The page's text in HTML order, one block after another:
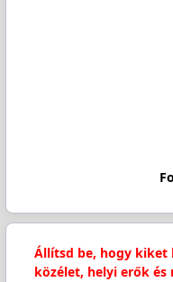
Állítsd be, hogy kiket
közélet, helyi erők és